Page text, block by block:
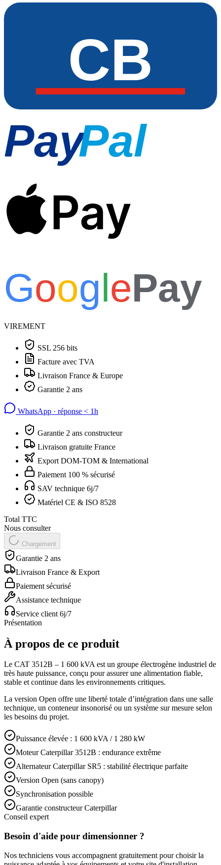
CB
PayPal
Pay
GooglePay
VIREMENT
SSL 256 bits
Facture avec TVA
Livraison France & Europe
Garantie 2 ans
WhatsApp · réponse < 1h
Garantie 2 ans constructeur
Livraison gratuite France
Export DOM-TOM & International
Paiement 100 % sécurisé
SAV technique 6j/7
Matériel CE & ISO 8528
Total TTC
Nous consulter
Chargement
Garantie 2 ans
Livraison France & Export
Paiement sécurisé
Assistance technique
Service client 6j/7
Présentation
À propos de ce produit
Le CAT 3512B – 1 600 kVA est un groupe électrogène industriel de
très haute puissance, conçu pour assurer une alimentation fiable,
stable et continue dans les environnements critiques.
La version Open offre une liberté totale d’intégration dans une salle
technique, un conteneur insonorisé ou un système sur mesure selon
les besoins du projet.
Puissance élevée : 1 600 kVA / 1 280 kW
Moteur Caterpillar 3512B : endurance extrême
Alternateur Caterpillar SR5 : stabilité électrique parfaite
Version Open (sans canopy)
Synchronisation possible
Garantie constructeur Caterpillar
Conseil expert
Besoin d'aide pour dimensionner ?
Nos techniciens vous accompagnent gratuitement pour choisir la